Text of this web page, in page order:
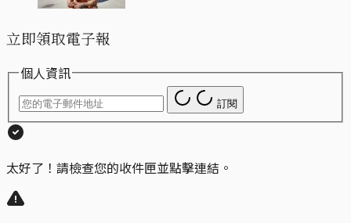
立即領取電子報
個人資訊
訂閱
太好了！請檢查您的收件匣並點擊連結。